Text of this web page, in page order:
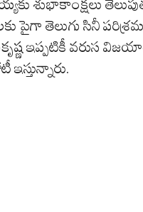
శుభాకాంక్షలు
పైగా తెలుగు సినీ
ఇప్పటికీ వరుస